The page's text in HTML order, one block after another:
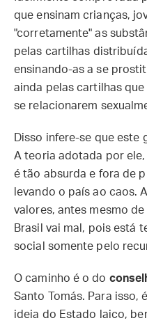
que ensinam crianças,
"corretamente" as
pelas cartilhas
ensinando-as a se
ainda pelas cartilhas
se relacionarem
Disso infere-se que este
A teoria adotada por
é tão absurda e fora de
levando o país ao caos.
valores, antes mesmo
Brasil vai mal, pois está
social somente pelo
O caminho é o do
Santo Tomás. Para isso,
ideia do Estado laico,